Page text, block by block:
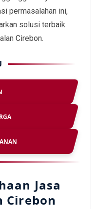
permasalahan ini,
solusi terbaik
Cirebon.
Jasa
Cirebon